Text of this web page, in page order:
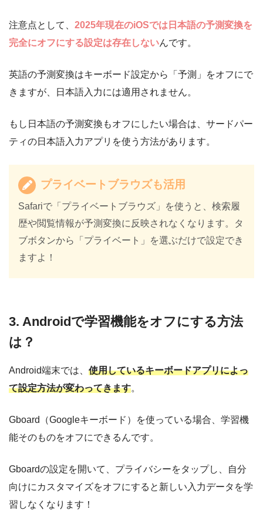
注意点として、 2025年現在のiOSでは日本語の予測変換を
完全にオフにする設定は存在しないんです。
英語の予測変換はキーボード設定から「予測」をオフにで
きますが、日本語入力には適用されません。
もし日本語の予測変換もオフにしたい場合は、サードパー
ティの日本語入力アプリを使う方法があります。
プライベートブラウズも活用
Safariで「プライベートブラウズ」を使うと、検索履
歴や閲覧情報が予測変換に反映されなくなります。タ
ブボタンから「プライベート」を選ぶだけで設定でき
ますよ！
3. Androidで学習機能をオフにする方法
は？
Android端末では、 使用しているキーボードアプリによっ
て設定方法が変わってきます。
Gboard（Googleキーボード）を使っている場合、学習機
能そのものをオフにできるんです。
Gboardの設定を開いて、プライバシーをタップし、自分
向けにカスタマイズをオフにすると新しい入力データを学
習しなくなります！